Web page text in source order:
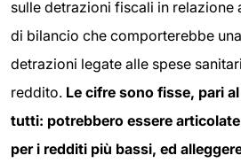
sulle detrazioni fiscali in relazione
di bilancio che comporterebbe
detrazioni legate alle spese
reddito. Le cifre sono fisse, pari
tutti: potrebbero essere
per i redditi più bassi, ed